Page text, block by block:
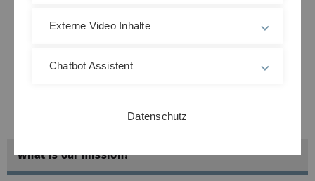
representatives' board: Proko) has the goal to offer a
performs or already has finished a PhD at Ulm
What is our mission?
Externe Video Inhalte
Chatbot Assistent
Datenschutz